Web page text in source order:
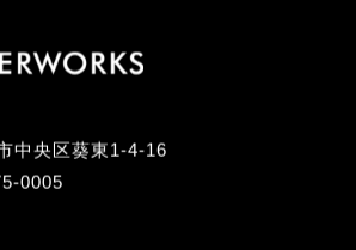
中央区葵東1-4-16
0005